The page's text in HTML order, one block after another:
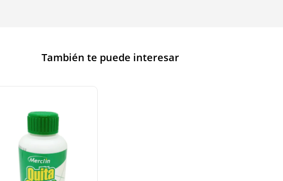
También te puede interesar